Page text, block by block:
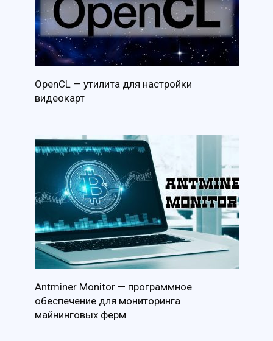
OpenCL — утилита для настройки
видеокарт
Antminer Monitor — программное
обеспечение для мониторинга
майнинговых ферм